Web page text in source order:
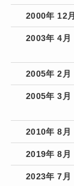
2000年 12月
2003年 4月
2005年 2月
2005年 3月
2010年 8月
2019年 8月
2023年 7月